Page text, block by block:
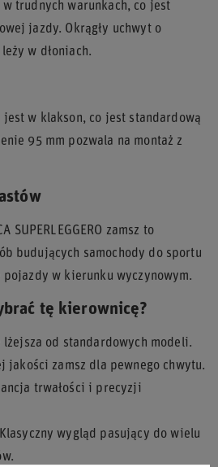
w trudnych warunkach, co jest
jazdy. Okrągły uchwyt o
w dłoniach.
jest w klakson, co jest standardową
95 mm pozwala na montaż z
SUPERLEGGERO zamsz to
budujących samochody do sportu
w kierunku wyczynowym.
tę kierownicę?
lżejsza od standardowych modeli.
jakości zamsz dla pewnego chwytu.
trwałości i precyzji
Klasyczny wygląd pasujący do wielu